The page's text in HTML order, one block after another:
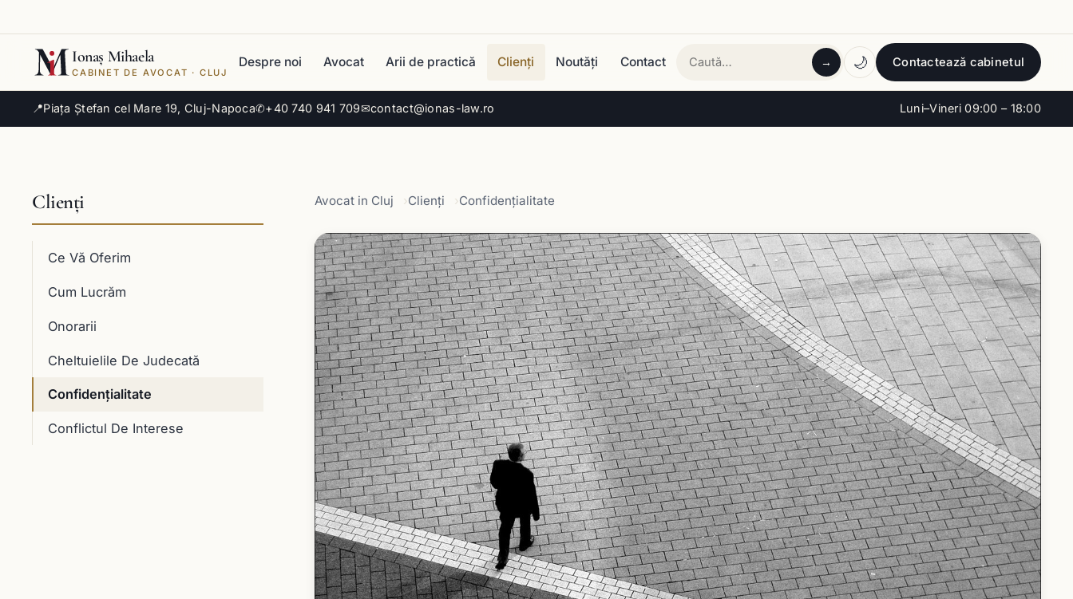
📍Piața Ștefan cel Mare 19, Cluj-Napoca✆+40 740 941 709✉contact@ionas-law.ro Luni–Vineri 09:00 – 18:00
Ionaș Mihaela
CABINET DE AVOCAT · CLUJ
Despre noi Avocat Arii de practică Clienți Noutăți Contact → 🌙 Contactează cabinetul
Clienți
Ce Vă Oferim
Cum Lucrăm
Onorarii
Cheltuielile De Judecată
Confidenţialitate
Conflictul De Interese
Avocat in Cluj Clienți Confidenţialitate